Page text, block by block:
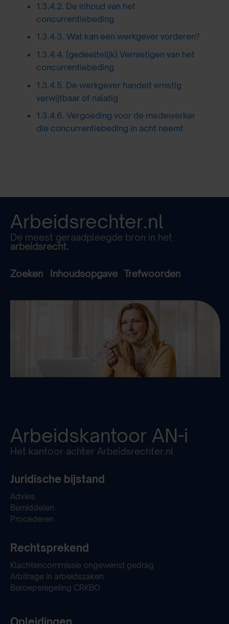
1.3.4.2. De inhoud van het
concurrentiebeding
1.3.4.3. Wat kan een werkgever vorderen?
1.3.4.4. (gedeeltelijk) Vernietigen van het
concurrentiebeding
1.3.4.5. De werkgever handelt ernstig
verwijtbaar of nalatig
1.3.4.6. Vergoeding voor de medewerker
die concurrentiebeding in acht neemt
Arbeidsrechter.nl
De meest geraadpleegde bron in het
arbeidsrecht.
Zoeken Inhoudsopgave Trefwoorden
Arbeidskantoor AN-i
Het kantoor achter Arbeidsrechter.nl
Juridische bijstand
Advies
Bemiddelen
Procederen
Rechtsprekend
Klachtencommissie ongewenst gedrag
Arbitrage in arbeidszaken
Beroepsregeling CRKBO